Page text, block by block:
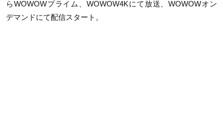
らWOWOWプライム、WOWOW4Kにて放送、WOWOWオン
デマンドにて配信スタート。